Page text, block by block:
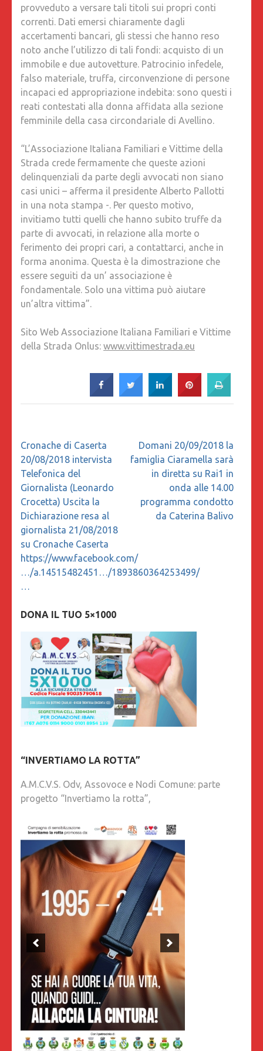
provveduto a versare tali titoli sui propri conti
correnti. Dati emersi chiaramente dagli
accertamenti bancari, gli stessi che hanno reso
noto anche l’utilizzo di tali fondi: acquisto di un
immobile e due autovetture. Patrocinio infedele,
falso materiale, truffa, circonvenzione di persone
incapaci ed appropriazione indebita: sono questi i
reati contestati alla donna affidata alla sezione
femminile della casa circondariale di Avellino.
“L’Associazione Italiana Familiari e Vittime della
Strada crede fermamente che queste azioni
delinquenziali da parte degli avvocati non siano
casi unici – afferma il presidente Alberto Pallotti
in una nota stampa -. Per questo motivo,
invitiamo tutti quelli che hanno subito truffe da
parte di avvocati, in relazione alla morte o
ferimento dei propri cari, a contattarci, anche in
forma anonima. Questa è la dimostrazione che
essere seguiti da un’ associazione è
fondamentale. Solo una vittima può aiutare
un’altra vittima”.
Sito Web Associazione Italiana Familiari e Vittime
della Strada Onlus: www.vittimestrada.eu
Navigazione
articoli
Cronache di Caserta
20/08/2018 intervista
Telefonica del
Giornalista (Leonardo
Crocetta) Uscita la
Dichiarazione resa al
giornalista 21/08/2018
su Cronache Caserta
https://www.facebook.com/
…/a.14515482451…/1893860364253499/
…
Domani 20/09/2018 la
famiglia Ciaramella sarà
in diretta su Rai1 in
onda alle 14.00
programma condotto
da Caterina Balivo
DONA IL TUO 5×1000
“INVERTIAMO LA ROTTA”
A.M.C.V.S. Odv, Assovoce e Nodi Comune: parte
progetto “Invertiamo la rotta”,